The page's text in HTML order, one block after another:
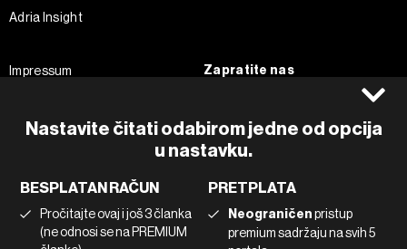
Nastavite čitati odabirom jedne od opcija
u nastavku.
BESPLATAN RAČUN
Pročitajte ovaj i još 3 članka
(ne odnosi se na PREMIUM
PRETPLATA
Neograničenpristup
premium sadržaju na svih 5
Adria Insight
Impressum
Pravila privatnosti
Korištenje umjetne inteligencije
Zapratite nas
Instagram
Twitter
Tiktok